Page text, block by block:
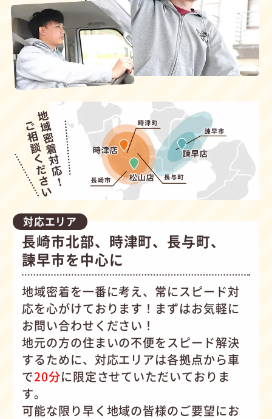
対応エリア
長崎市北部、時津町、長与町、
諫早市を中心に
地域密着を一番に考え、常にスピード対
応を心がけております！まずはお気軽に
お問い合わせください！
地元の方の住まいの不便をスピード解決
するために、対応エリアは各拠点から車
で20分に限定させていただいておりま
す。
可能な限り早く地域の皆様のご要望にお